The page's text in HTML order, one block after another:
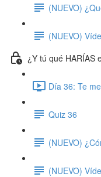
(NUEVO)
(NUEVO)
¿Y tú qué HARÍAS
Día 36: Te
Quiz 36
(NUEVO)
(NUEVO)